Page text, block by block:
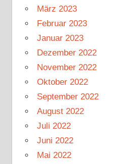
März 2023
Februar 2023
Januar 2023
Dezember 2022
November 2022
Oktober 2022
September 2022
August 2022
Juli 2022
Juni 2022
Mai 2022